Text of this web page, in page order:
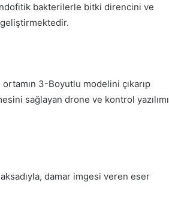
bakterilerle bitki direncini ve
3-Boyutlu modelini çıkarıp
sağlayan drone ve kontrol yazılımı
damar imgesi veren eser